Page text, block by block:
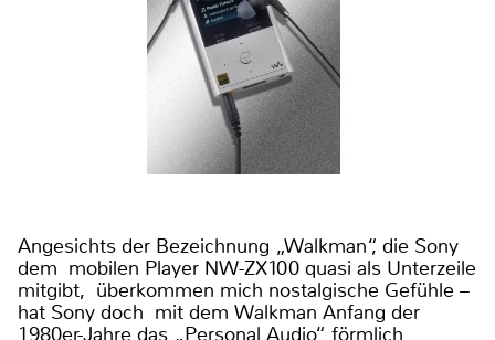
Angesichts der Bezeichnung „Walkman“, die Sony
dem mobilen Player NW-ZX100 quasi als Unterzeile
mitgibt, überkommen mich nostalgische Gefühle –
hat Sony doch mit dem Walkman Anfang der